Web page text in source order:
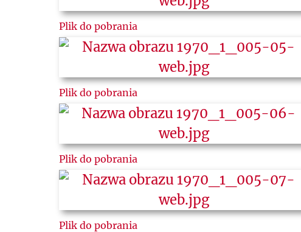
Plik do pobrania
Plik do pobrania
Plik do pobrania
Plik do pobrania